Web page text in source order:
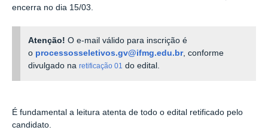
encerra no dia 15/03.
Atenção! O e-mail válido para inscrição é
o processosseletivos.gv@ifmg.edu.br, conforme
divulgado naretificação 01 do edital.
É fundamental a leitura atenta de todo o edital retificado pelo
candidato.